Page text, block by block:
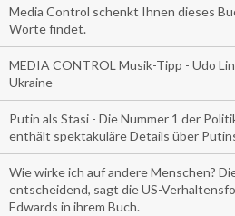
Media Control schenkt Ihnen dieses
Worte findet.
MEDIA CONTROL Musik-Tipp - Udo
Ukraine
Putin als Stasi - Die Nummer 1 der
enthält spektakuläre Details über
Wie wirke ich auf andere Menschen?
entscheidend, sagt die US-
Edwards in ihrem Buch.